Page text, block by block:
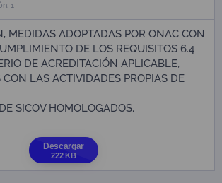
1
MEDIDAS ADOPTADAS POR ONAC CON
DE LOS REQUISITOS 6.4
DE ACREDITACIÓN APLICABLE,
LAS ACTIVIDADES PROPIAS DE
SICOV HOMOLOGADOS.
Descargar
222 KB